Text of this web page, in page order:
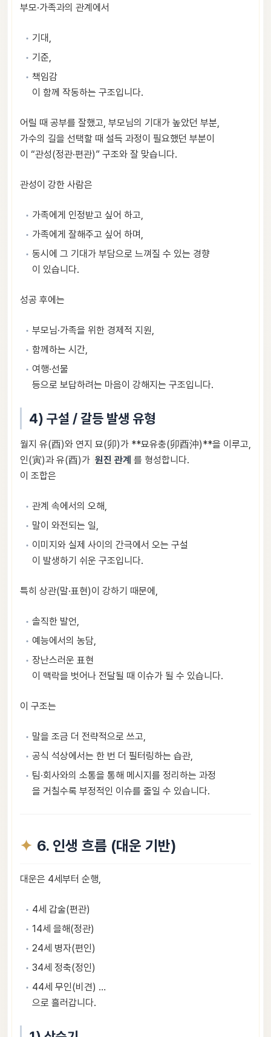
부모·가족과의 관계에서
기대,
기준,
책임감
이 함께 작동하는 구조입니다.
어릴 때 공부를 잘했고, 부모님의 기대가 높았던 부분,
가수의 길을 선택할 때 설득 과정이 필요했던 부분이
이 “관성(정관·편관)” 구조와 잘 맞습니다.
관성이 강한 사람은
가족에게 인정받고 싶어 하고,
가족에게 잘해주고 싶어 하며,
동시에 그 기대가 부담으로 느껴질 수 있는 경향
이 있습니다.
성공 후에는
부모님·가족을 위한 경제적 지원,
함께하는 시간,
여행·선물
등으로 보답하려는 마음이 강해지는 구조입니다.
4) 구설 / 갈등 발생 유형
월지 유(酉)와 연지 묘(卯)가 **묘유충(卯酉沖)**을 이루고,
인(寅)과 유(酉)가 원진 관계 를 형성합니다.
이 조합은
관계 속에서의 오해,
말이 와전되는 일,
이미지와 실제 사이의 간극에서 오는 구설
이 발생하기 쉬운 구조입니다.
특히 상관(말·표현)이 강하기 때문에,
솔직한 발언,
예능에서의 농담,
장난스러운 표현
이 맥락을 벗어나 전달될 때 이슈가 될 수 있습니다.
이 구조는
말을 조금 더 전략적으로 쓰고,
공식 석상에서는 한 번 더 필터링하는 습관,
팀·회사와의 소통을 통해 메시지를 정리하는 과정
을 거칠수록 부정적인 이슈를 줄일 수 있습니다.
6. 인생 흐름 (대운 기반)
대운은 4세부터 순행,
4세 갑술(편관)
14세 을해(정관)
24세 병자(편인)
34세 정축(정인)
44세 무인(비견) …
으로 흘러갑니다.